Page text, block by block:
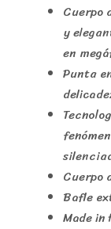
Cuerpo
y
en
Punta
Cuerpo
Bafle
Made in